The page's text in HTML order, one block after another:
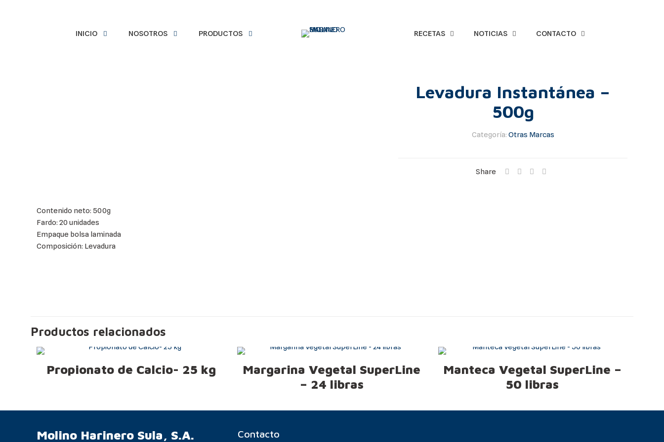
INICIO NOSOTROS PRODUCTOS RECETAS NOTICIAS CONTACTO
Levadura Instantánea –
500g
Categoría: Otras Marcas
Share
Contenido neto: 500g
Fardo: 20 unidades
Empaque bolsa laminada
Composición: Levadura
Productos relacionados
Propionato de Calcio- 25 kg
Margarina Vegetal SuperLine
– 24 libras
Manteca Vegetal SuperLine –
50 libras
Molino Harinero Sula, S.A. Contacto